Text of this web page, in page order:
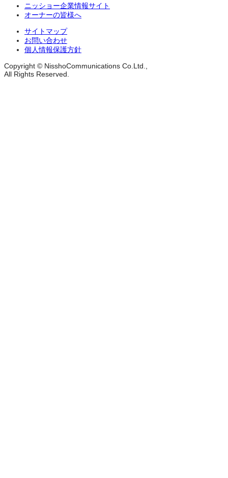
ニッショー企業情報サイト
オーナーの皆様へ
サイトマップ
お問い合わせ
個人情報保護方針
Copyright © NisshoCommunications Co.Ltd.,
All Rights Reserved.